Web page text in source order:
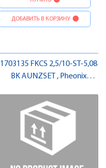
ДОБАВИТЬ В КОРЗИНУ
1703135 FKCS 2,5/10-ST-5,08
BK AUNZSET , Pheonix